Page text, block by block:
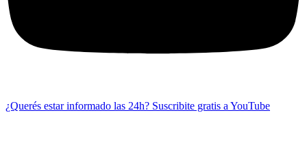
¿Querés estar informado las 24h? Suscribite gratis a YouTube